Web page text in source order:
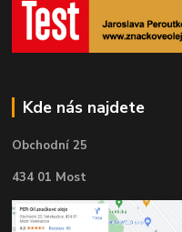
Kde nás najdete
Obchodní 25
434 01 Most